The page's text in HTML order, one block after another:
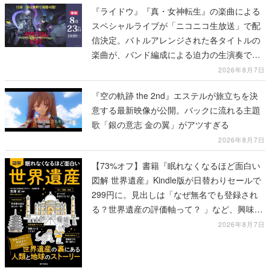
『ライドウ』『真・女神転生』の楽曲による
スペシャルライブが「ニコニコ生放送」で配
信決定。バトルアレンジされた各タイトルの
楽曲が、バンド編成による迫力の生演奏で披
露、冒頭部分は“無料”で視聴できる2026年8月7日
『空の軌跡 the 2nd』エステルが旅立ちを決
意する最新映像が公開。バックに流れる主題
歌「銀の意志 金の翼」がアツすぎる
2026年8月7日
【73%オフ】書籍『眠れなくなるほど面白い
図解 世界遺産』Kindle版が日替わりセールで
299円に。見出しは「なぜ無名でも登録され
る？世界遺産の評価軸って？ 」など、興味を
2026年8月7日